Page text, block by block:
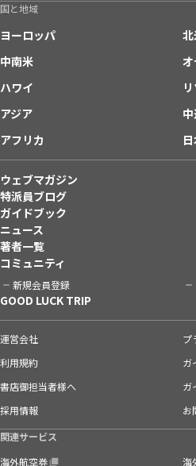
国と地域
ヨーロッパ
中南米
ハワイ
アジア
アフリカ
ウェブマガジン
特派員ブログ
ガイドブック
ニュース
著者一覧
コミュニティ
新規会員登録
GOOD LUCK TRIP
運営会社
プ
利用規約
ガ
書店御担当者様へ
ガ
採用情報
お
関連サービス
海外航空券
海